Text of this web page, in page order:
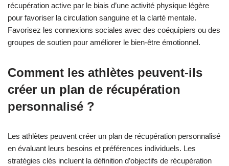
récupération active par le biais d’une activité physique légère
pour favoriser la circulation sanguine et la clarté mentale.
Favorisez les connexions sociales avec des coéquipiers ou des
groupes de soutien pour améliorer le bien-être émotionnel.
Comment les athlètes peuvent-ils
créer un plan de récupération
personnalisé ?
Les athlètes peuvent créer un plan de récupération personnalisé
en évaluant leurs besoins et préférences individuels. Les
stratégies clés incluent la définition d’objectifs de récupération